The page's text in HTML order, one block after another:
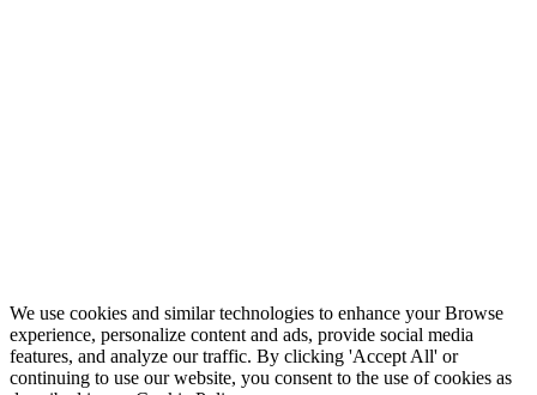
We use cookies and similar technologies to enhance your Browse
experience, personalize content and ads, provide social media
features, and analyze our traffic. By clicking 'Accept All' or
continuing to use our website, you consent to the use of cookies as